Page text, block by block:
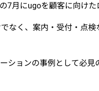
7月にugoを顧客に向け
なく、案内・受付・点
ションの事例として必見